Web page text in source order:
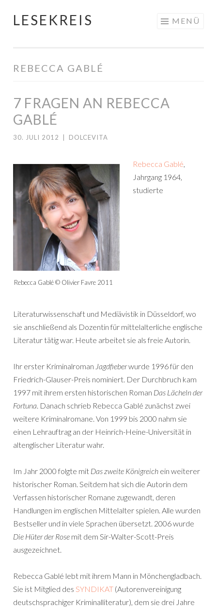
Springe
LESEKREIS MENÜ
REBECCA GABLÉ
7 FRAGEN AN REBECCA
GABLÉ
30. JULI 2012 DOLCEVITA
Rebecca Gablé © Olivier Favre 2011
Rebecca Gablé,
Jahrgang 1964,
studierte
Literaturwissenschaft und Mediävistik in Düsseldorf, wo
sie anschließend als Dozentin für mittelalterliche englische
Literatur tätig war. Heute arbeitet sie als freie Autorin.
Ihr erster Kriminalroman Jagdfieberwurde 1996 für den
Friedrich-Glauser-Preis nominiert. Der Durchbruch kam
1997 mit ihrem ersten historischen Roman Das Lächeln der
Fortuna. Danach schrieb Rebecca Gablé zunächst zwei
weitere Kriminalromane. Von 1999 bis 2000 nahm sie
einen Lehrauftrag an der Heinrich-Heine-Universität in
altenglischer Literatur wahr.
Im Jahr 2000 folgte mit Das zweite Königreich ein weiterer
historischer Roman. Seitdem hat sich die Autorin dem
Verfassen historischer Romane zugewandt, deren
Handlungen im englischen Mittelalter spielen. Alle wurden
Bestseller und in viele Sprachen übersetzt. 2006 wurde
Die Hüter der Rose mit dem Sir-Walter-Scott-Preis
ausgezeichnet.
Rebecca Gablé lebt mit ihrem Mann in Mönchengladbach.
Sie ist Mitglied des SYNDIKAT (Autorenvereinigung
deutschsprachiger Kriminalliteratur), dem sie drei Jahre